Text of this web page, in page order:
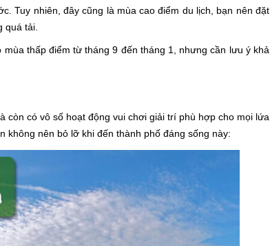
Tuy nhiên, đây cũng là mùa cao điểm du lịch, bạn nên đặt
quá tải.
thấp điểm từ tháng 9 đến tháng 1, nhưng cần lưu ý khả
còn có vô số hoạt động vui chơi giải trí phù hợp cho mọi lứa
không nên bỏ lỡ khi đến thành phố đáng sống này: